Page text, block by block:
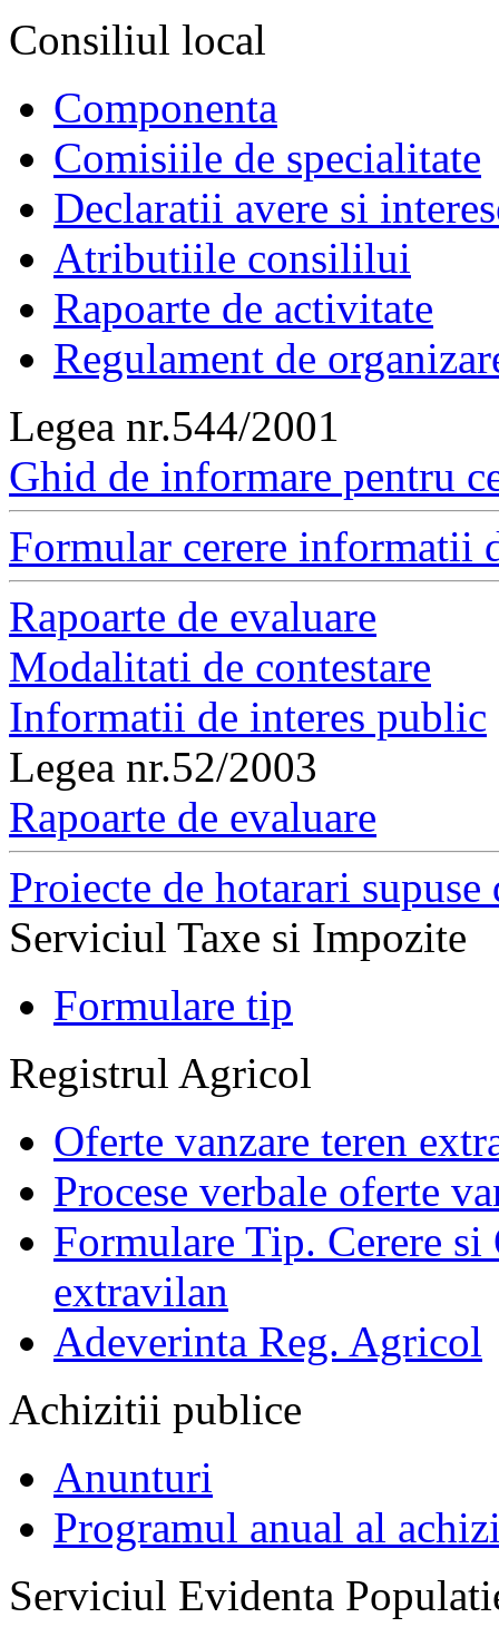
Consiliul local
Componenta
Comisiile de specialitate
Declaratii avere si
Atributiile consililui
Rapoarte de activitate
Regulament de
Legea nr.544/2001
Ghid de informare pentru
Formular cerere informatii
Rapoarte de evaluare
Modalitati de contestare
Informatii de interes public
Legea nr.52/2003
Rapoarte de evaluare
Proiecte de hotarari
Serviciul Taxe si Impozite
Formulare tip
Registrul Agricol
Oferte vanzare teren
Procese verbale oferte
Formulare Tip. Cerere si
extravilan
Adeverinta Reg. Agricol
Achizitii publice
Anunturi
Programul anual al
Serviciul Evidenta